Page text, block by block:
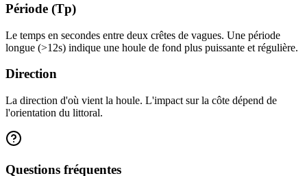
Période (Tp)
Le temps en secondes entre deux crêtes de vagues. Une période
longue (>12s) indique une houle de fond plus puissante et régulière.
Direction
La direction d'où vient la houle. L'impact sur la côte dépend de
l'orientation du littoral.
Questions fréquentes